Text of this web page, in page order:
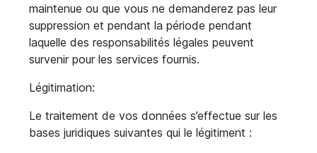
maintenue ou que vous ne demanderez pas leur
suppression et pendant la période pendant
laquelle des responsabilités légales peuvent
survenir pour les services fournis.
Légitimation:
Le traitement de vos données s’effectue sur les
bases juridiques suivantes qui le légitiment :